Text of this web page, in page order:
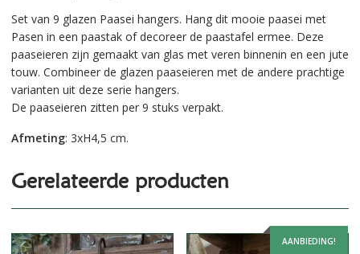
Set van 9 glazen Paasei hangers. Hang dit mooie paasei met
Pasen in een paastak of decoreer de paastafel ermee. Deze
paaseieren zijn gemaakt van glas met veren binnenin en een jute
touw. Combineer de glazen paaseieren met de andere prachtige
varianten uit deze serie hangers.
De paaseieren zitten per 9 stuks verpakt.
Afmeting: 3xH4,5 cm.
Gerelateerde producten
AANBIEDING!